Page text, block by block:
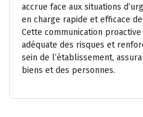
accrue face aux situations
en charge rapide et efficace
Cette communication
adéquate des risques et
sein de l’établissement,
biens et des personnes.